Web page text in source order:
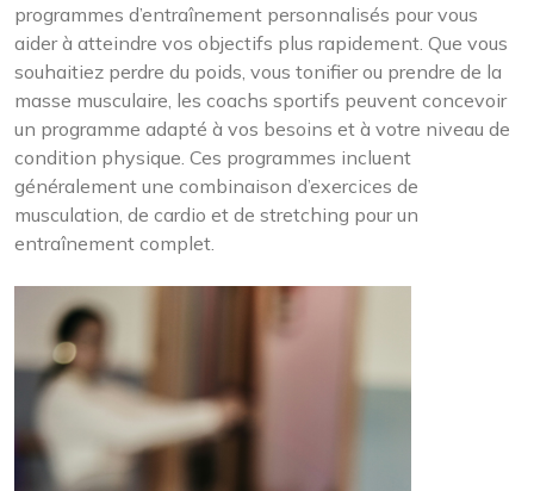
programmes d’entraînement personnalisés pour vous
aider à atteindre vos objectifs plus rapidement. Que vous
souhaitiez perdre du poids, vous tonifier ou prendre de la
masse musculaire, les coachs sportifs peuvent concevoir
un programme adapté à vos besoins et à votre niveau de
condition physique. Ces programmes incluent
généralement une combinaison d’exercices de
musculation, de cardio et de stretching pour un
entraînement complet.